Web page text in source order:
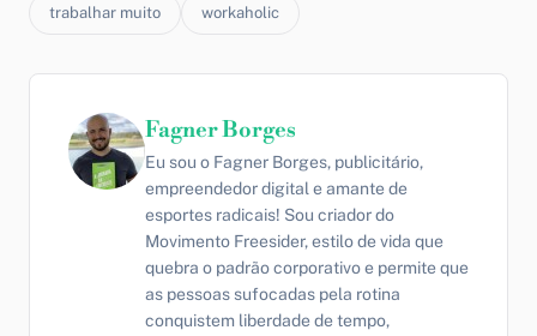
trabalhar muito workaholic
Fagner Borges
Eu sou o Fagner Borges, publicitário,
empreendedor digital e amante de
esportes radicais! Sou criador do
Movimento Freesider, estilo de vida que
quebra o padrão corporativo e permite que
as pessoas sufocadas pela rotina
conquistem liberdade de tempo,